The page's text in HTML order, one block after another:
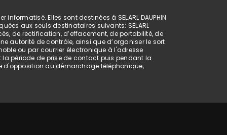
Elles sont destinées à SELARL DAUPHIN
aux seuls destinataires suivants: SELARL
de rectification, d’effacement, de portabilité, de
autorité de contrôle, ainsi que d’organiser le sort
ou par courrier électronique à l'adresse
période de prise de contact puis pendant la
d'opposition au démarchage téléphonique,